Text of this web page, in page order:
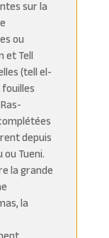
sur la
ou
et Tell
(tell el-
fouilles
depuis
ou Tueni.
la grande
la